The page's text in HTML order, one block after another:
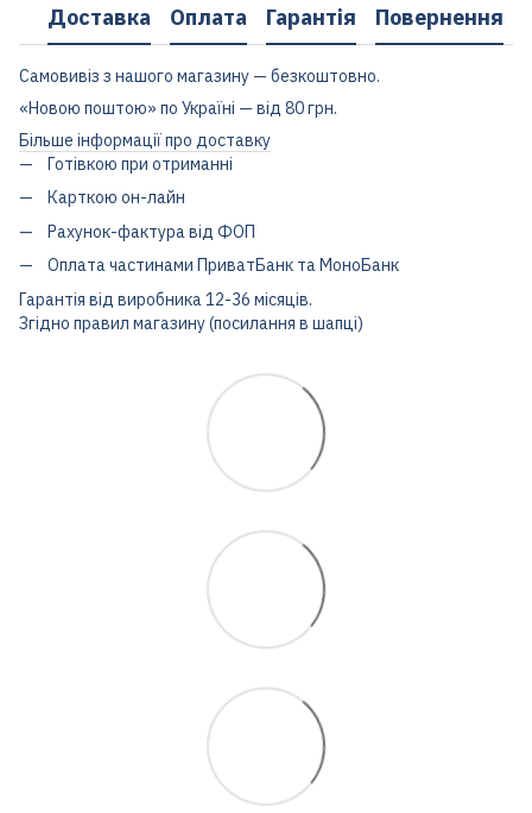
Доставка Оплата Гарантія Повернення
Самовивіз з нашого магазину — безкоштовно.
«Новою поштою» по Україні — від 80 грн.
Більше інформації про доставку
Готівкою при отриманні
Карткою он-лайн
Рахунок-фактура від ФОП
Оплата частинами ПриватБанк та МоноБанк
Гарантія від виробника 12-36 місяців.
Згідно правил магазину (посилання в шапці)